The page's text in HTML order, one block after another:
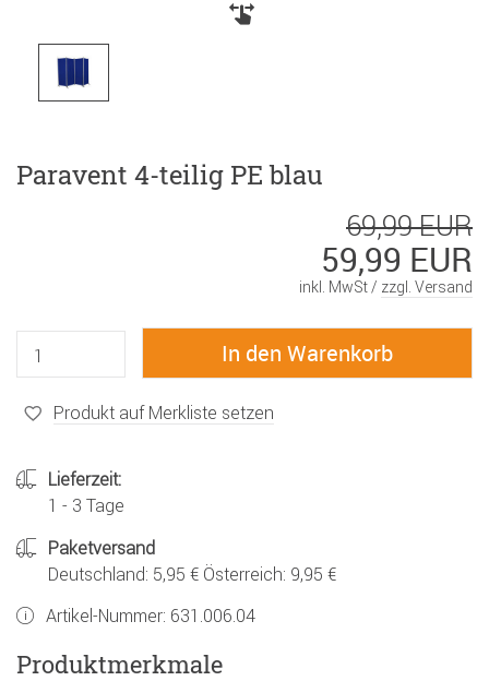
Paravent 4-teilig PE blau
69,99 EUR
59,99 EUR
inkl. MwSt / zzgl. Versand
Produkt auf Merkliste setzen
Lieferzeit:
1 - 3 Tage
Paketversand
Deutschland: 5,95 € Österreich: 9,95 €
Artikel-Nummer: 631.006.04
Produktmerkmale